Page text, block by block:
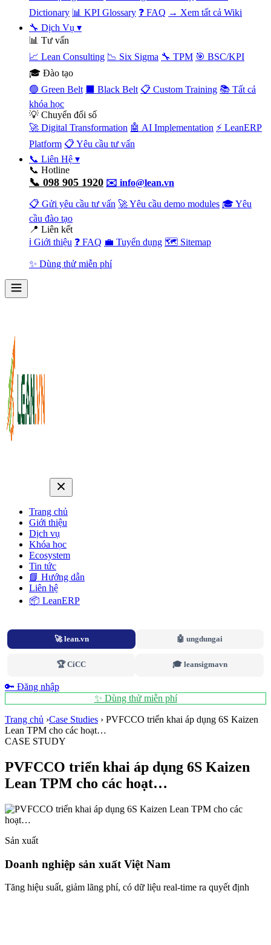
Dictionary 📊 KPI Glossary ❓ FAQ → Xem tất cả Wiki
🔧 Dịch Vụ ▾
📊 Tư vấn
📈 Lean Consulting 📉 Six Sigma 🔧 TPM 🎯 BSC/KPI
🎓 Đào tạo
🟢 Green Belt
⬛ Black Belt 📋 Custom Training 📚 Tất cả
khóa học
💡 Chuyển đổi số
🚀 Digital Transformation 🤖 AI Implementation ⚡ LeanERP
Platform 📋 Yêu cầu tư vấn
📞 Liên Hệ ▾
📞 Hotline
📞 098 905 1920 ✉️ info@lean.vn
📋 Gửi yêu cầu tư vấn 🚀 Yêu cầu demo modules 🎓 Yêu
cầu đào tạo
📍 Liên kết
ℹ️ Giới thiệu ❓ FAQ 💼 Tuyển dụng 🗺️ Sitemap
✨ Dùng thử miễn phí
Trang chủ
Giới thiệu
Dịch vụ
Khóa học
Ecosystem
Tin tức
📘 Hướng dẫn
Liên hệ
📦 LeanERP
🚀 lean.vn 🤖 ungdungai
🏆 CiCC 🎓 leansigmavn
🔑 Đăng nhập
✨ Dùng thử miễn phí
Trang chủ ›Case Studies › PVFCCO triển khai áp dụng 6S Kaizen
Lean TPM cho các hoạt…
CASE STUDY
PVFCCO triển khai áp dụng 6S Kaizen
Lean TPM cho các hoạt…
Sản xuất
Doanh nghiệp sản xuất Việt Nam
Tăng hiệu suất, giảm lãng phí, có dữ liệu real-time ra quyết định